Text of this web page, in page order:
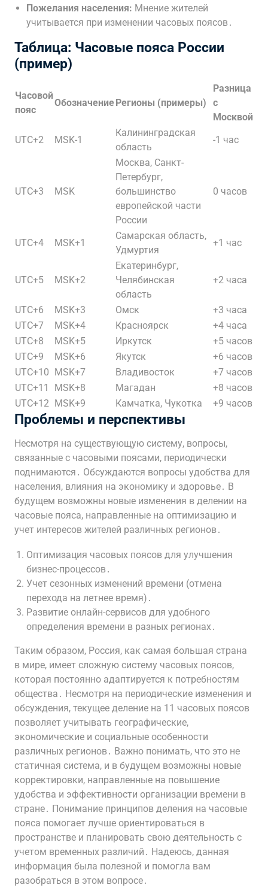
Пожелания населения: Мнение жителей
учитывается при изменении часовых поясов․
Таблица: Часовые пояса России
(пример)
Часовой
пояс
ОбозначениеРегионы (примеры)
Разница
с
Москвой
UTC+2
MSK-1
Калининградская
область
-1 час
UTC+3 MSK
Москва, Санкт-
Петербург,
большинство
европейской части
России
0 часов
UTC+4 MSK+1
Самарская область,
Удмуртия
+1 час
UTC+5 MSK+2
Екатеринбург,
Челябинская
область
+2 часа
UTC+6 MSK+3 Омск
+3 часа
UTC+7
MSK+4 Красноярск
+4 часа
UTC+8
MSK+5 Иркутск
+5 часов
UTC+9
MSK+6 Якутск
+6 часов
UTC+10 MSK+7 Владивосток
+7 часов
UTC+11
MSK+8 Магадан
+8 часов
UTC+12 MSK+9 Камчатка, Чукотка +9 часов
Проблемы и перспективы
Несмотря на существующую систему, вопросы,
связанные с часовыми поясами, периодически
поднимаются․ Обсуждаются вопросы удобства для
населения, влияния на экономику и здоровье․ В
будущем возможны новые изменения в делении на
часовые пояса, направленные на оптимизацию и
учет интересов жителей различных регионов․
Оптимизация часовых поясов для улучшения
бизнес-процессов․
Учет сезонных изменений времени (отмена
перехода на летнее время)․
Развитие онлайн-сервисов для удобного
определения времени в разных регионах․
Таким образом, Россия, как самая большая страна
в мире, имеет сложную систему часовых поясов,
которая постоянно адаптируется к потребностям
общества․ Несмотря на периодические изменения и
обсуждения, текущее деление на 11 часовых поясов
позволяет учитывать географические,
экономические и социальные особенности
различных регионов․ Важно понимать, что это не
статичная система, и в будущем возможны новые
корректировки, направленные на повышение
удобства и эффективности организации времени в
стране․ Понимание принципов деления на часовые
пояса помогает лучше ориентироваться в
пространстве и планировать свою деятельность с
учетом временных различий․ Надеюсь, данная
информация была полезной и помогла вам
разобраться в этом вопросе․